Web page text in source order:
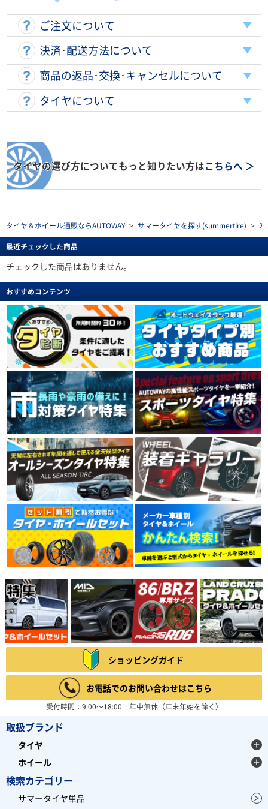
ご注文について
決済･配送方法について
商品の返品･交換･キャンセルについて
タイヤについて
タイヤの選び方についてもっと知りたい方はこちらへ ＞
タイヤ＆ホイール通販ならAUTOWAY > サマータイヤを探す(summertire) >
最近チェックした商品
チェックした商品はありません。
おすすめコンテンツ
ショッピングガイド
お電話でのお問い合わせはこちら
受付時間：9:00～18:00 年中無休（年末年始を除く）
取扱ブランド
タイヤ
ホイール
検索カテゴリー
サマータイヤ単品